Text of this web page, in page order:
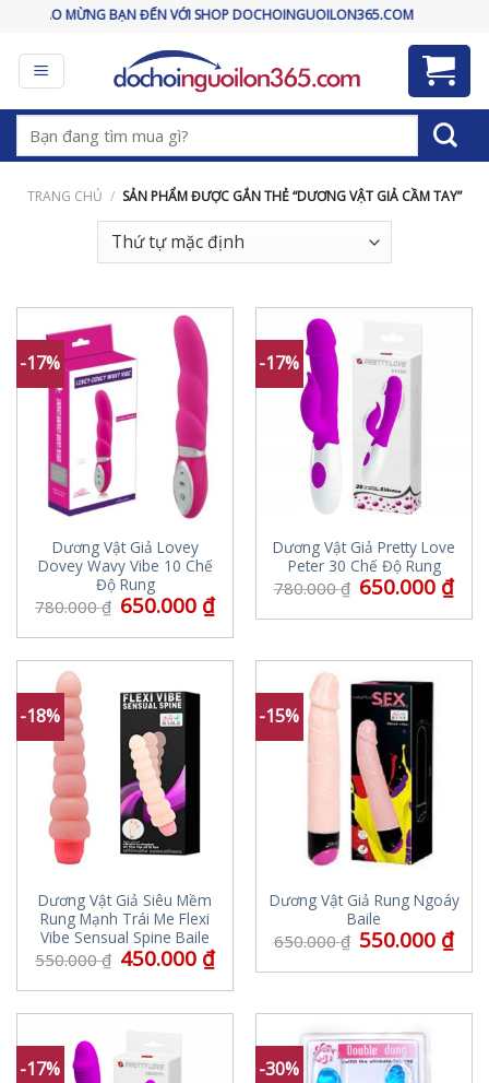
content
CHÀO MỪNG BẠN ĐẾN VỚI SHOP DOCHOINGUOILON365.COM
Tìm
kiếm:
TRANG CHỦ / SẢN PHẨM ĐƯỢC GẮN THẺ “DƯƠNG VẬT GIẢ CẦM TAY”
-17%
Dương Vật Giả Lovey
Dovey Wavy Vibe 10 Chế
Độ Rung
780.000₫ 650.000 ₫
-17%
Dương Vật Giả Pretty Love
Peter 30 Chế Độ Rung
780.000₫ 650.000 ₫
-18%
Dương Vật Giả Siêu Mềm
Rung Mạnh Trái Me Flexi
Vibe Sensual Spine Baile
550.000₫ 450.000 ₫
-15%
Dương Vật Giả Rung Ngoáy
Baile
650.000₫ 550.000 ₫
-17% -30%